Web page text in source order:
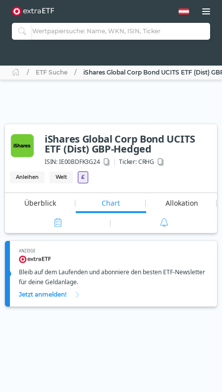
ETF Suche iShares Global Corp Bond UCITS ETF (Dist)
iShares Global Corp Bond UCITS
ETF (Dist) GBP-Hedged
ISIN:IE00BDFK3G24 Ticker:CRHG
Anleihen Welt £
Überblick Chart Allokation
ANZEIGE
Bleib auf dem Laufenden und abonniere den besten ETF-Newsletter
für deine Geldanlage.
Jetzt anmelden!